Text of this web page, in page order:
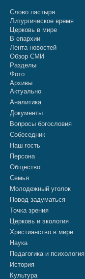
Слово пастыря
Литургическое время
Церковь в мире
В епархии
Лента новостей
Обзор СМИ
Разделы
Фото
Архивы
Актуально
Аналитика
Документы
Вопросы богословия
Собеседник
Наш гость
Персона
Общество
Семья
Молодежный уголок
Повод задуматься
Точка зрения
Церковь и экология
Христианство в мире
Наука
Педагогика и психология
История
Культура